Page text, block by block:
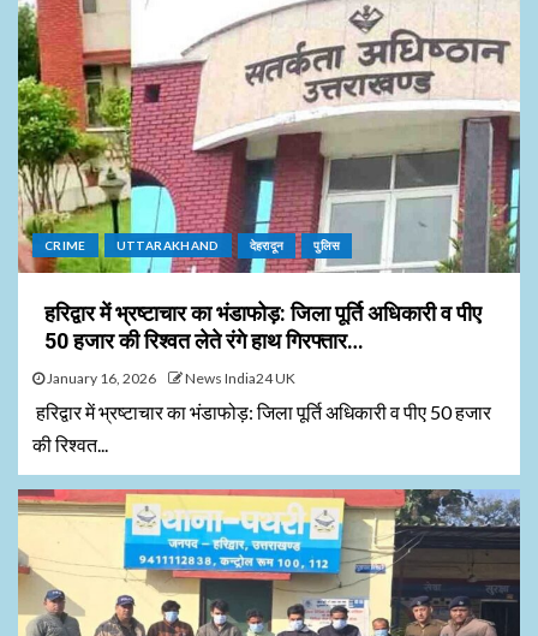
CRIME UTTARAKHAND देहरादून पुलिस
हरिद्वार में भ्रष्टाचार का भंडाफोड़: जिला पूर्ति अधिकारी व पीए
50 हजार की रिश्वत लेते रंगे हाथ गिरफ्तार…
January 16, 2026 News India24 UK
हरिद्वार में भ्रष्टाचार का भंडाफोड़: जिला पूर्ति अधिकारी व पीए 50 हजार
की रिश्वत...